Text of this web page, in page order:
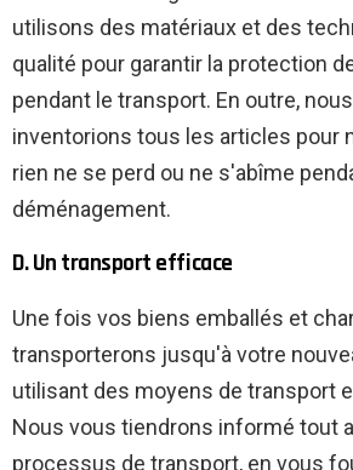
utilisons des matériaux et des
qualité pour garantir la protection
pendant le transport. En outre,
inventorions tous les articles pour
rien ne se perd ou ne s'abîme
déménagement.
D. Un transport efficace
Une fois vos biens emballés et
transporterons jusqu'à votre
utilisant des moyens de transport
Nous vous tiendrons informé tout
processus de transport, en vous